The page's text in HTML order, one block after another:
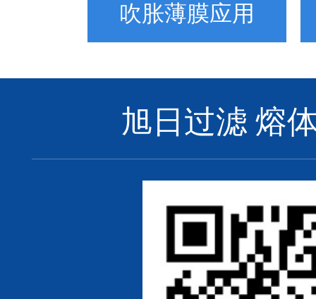
吹胀薄膜应用
旭日过滤 熔